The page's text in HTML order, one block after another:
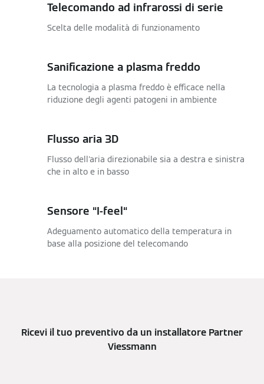
Telecomando ad infrarossi di serie
Scelta delle modalità di funzionamento
Sanificazione a plasma freddo
La tecnologia a plasma freddo è efficace nella
riduzione degli agenti patogeni in ambiente
Flusso aria 3D
Flusso dell'aria direzionabile sia a destra e sinistra
che in alto e in basso
Sensore “I-feel“
Adeguamento automatico della temperatura in
base alla posizione del telecomando
Ricevi il tuo preventivo da un installatore Partner
Viessmann